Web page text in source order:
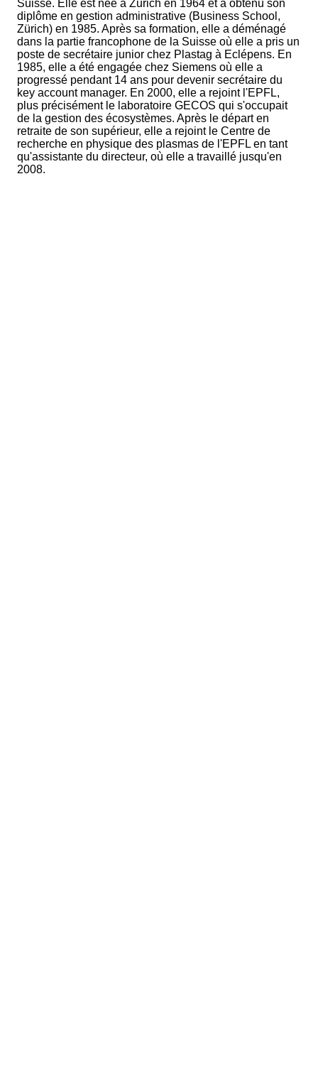
Suisse. Elle est née à Zurich en 1964 et a obtenu son
diplôme en gestion administrative (Business School,
Zürich) en 1985. Après sa formation, elle a déménagé
dans la partie francophone de la Suisse où elle a pris un
poste de secrétaire junior chez Plastag à Eclépens. En
1985, elle a été engagée chez Siemens où elle a
progressé pendant 14 ans pour devenir secrétaire du
key account manager. En 2000, elle a rejoint l'EPFL,
plus précisément le laboratoire GECOS qui s'occupait
de la gestion des écosystèmes. Après le départ en
retraite de son supérieur, elle a rejoint le Centre de
recherche en physique des plasmas de l'EPFL en tant
qu'assistante du directeur, où elle a travaillé jusqu'en
2008.